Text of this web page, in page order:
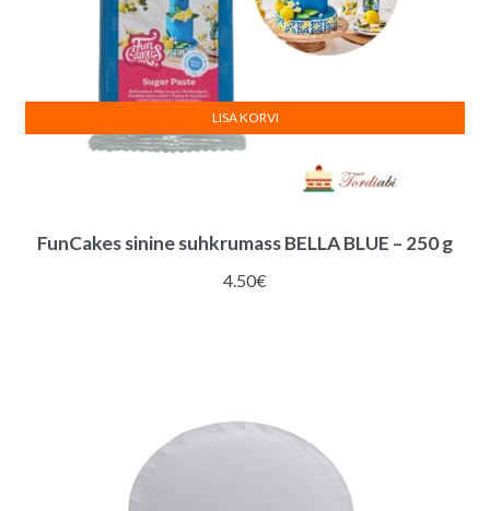
FunCakes sinine suhkrumass BELLA BLUE – 250 g
4.50€
LISA KORVI